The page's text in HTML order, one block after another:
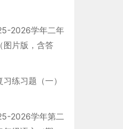
2026学年二年
图片版，含答
练习题（一）
2026学年第二